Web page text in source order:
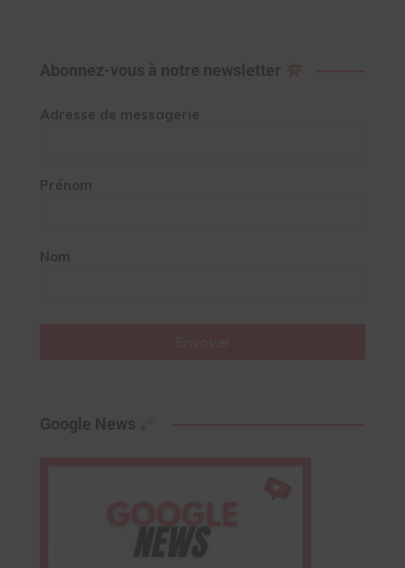
Abonnez-vous à notre newsletter
Adresse de messagerie
Prénom
Nom
Google News